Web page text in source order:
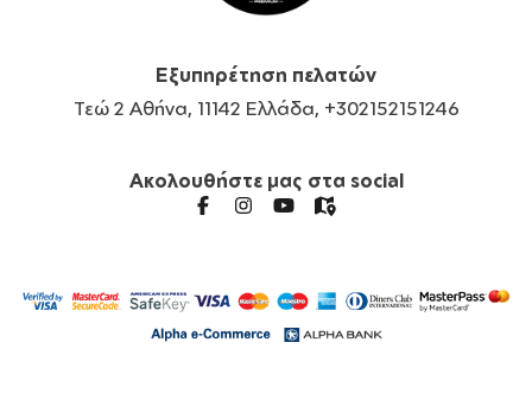
Εξυπηρέτηση πελατών
Τεώ 2 Αθήνα, 11142 Ελλάδα, +302152151246
Ακολουθήστε μας στα social